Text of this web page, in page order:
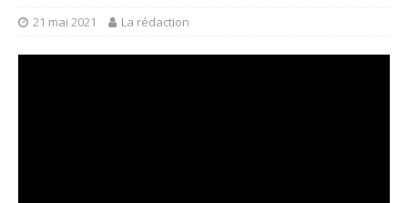
21 mai 2021 La rédaction